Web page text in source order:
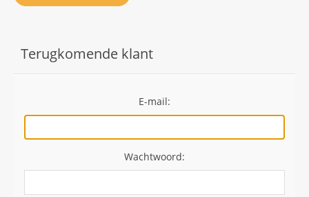
Terugkomende klant
E-mail:
Wachtwoord: